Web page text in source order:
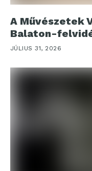
A Művészetek
Balaton-
JÚLIUS 31, 2026